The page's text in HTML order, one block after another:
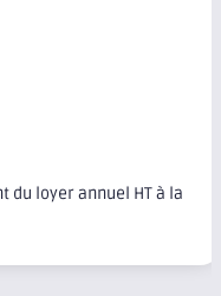
du loyer annuel HT à la